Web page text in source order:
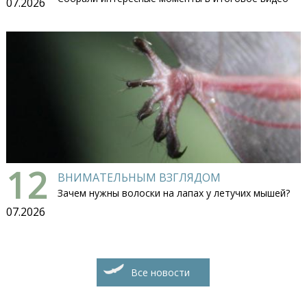
12
07.2026
ВНИМАТЕЛЬНЫМ ВЗГЛЯДОМ
Зачем нужны волоски на лапах у летучих мышей?
Все новости